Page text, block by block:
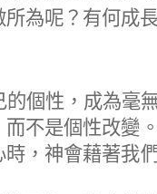
為呢？有何成
個性，成為毫
不是個性改變
，神會藉著我